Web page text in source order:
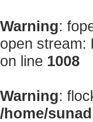
Warning:
open stream:
on line 1008
Warning:
/home/